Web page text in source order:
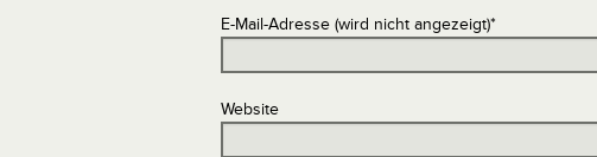
E-Mail-Adresse (wird nicht angezeigt)*
Website